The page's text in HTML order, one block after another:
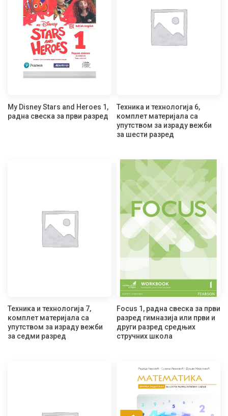
My Disney Stars and Heroes 1,
радна свеска за први разред
Техника и технологија 6,
комплет материјала са
упутством за израду вежби
за шести разред
Техника и технологија 7,
комплет материјала са
упутством за израду вежби
за седми разред
Focus 1, радна свеска за први
разред гимназија или први и
други разред средњих
стручних школа